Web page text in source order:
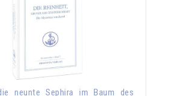
neunte Sephira im Baum des